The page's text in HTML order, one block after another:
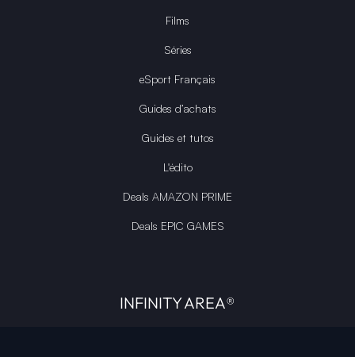
Films
Séries
eSport Français
Guides d’achats
Guides et tutos
L'édito
Deals AMAZON PRIME
Deals EPIC GAMES
INFINITY AREA®